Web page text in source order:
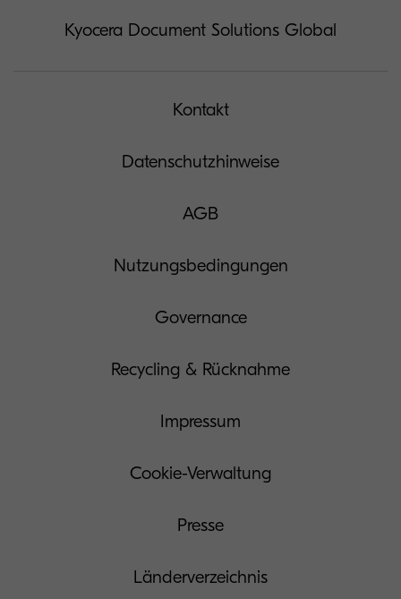
Kyocera Document Solutions Global
Kontakt
Datenschutzhinweise
AGB
Nutzungsbedingungen
Governance
Recycling & Rücknahme
Impressum
Cookie-Verwaltung
Presse
Länderverzeichnis